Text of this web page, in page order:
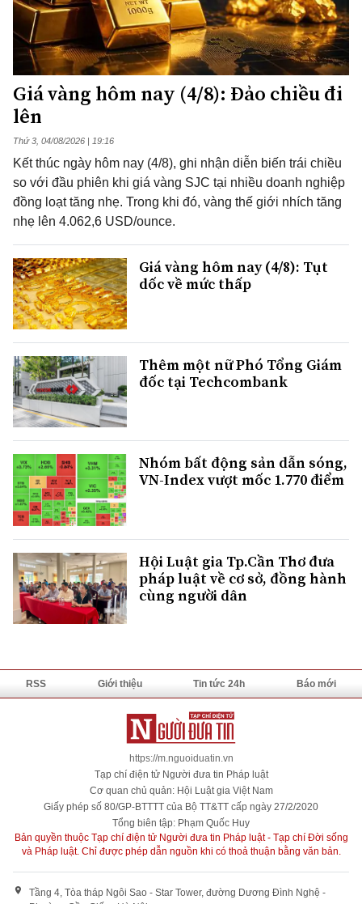
Giá vàng hôm nay (4/8): Đảo chiều đi
lên
Thứ 3, 04/08/2026 | 19:16
Kết thúc ngày hôm nay (4/8), ghi nhận diễn biến trái chiều
so với đầu phiên khi giá vàng SJC tại nhiều doanh nghiệp
đồng loạt tăng nhẹ. Trong khi đó, vàng thế giới nhích tăng
nhẹ lên 4.062,6 USD/ounce.
Giá vàng hôm nay (4/8): Tụt
dốc về mức thấp
Thêm một nữ Phó Tổng Giám
đốc tại Techcombank
Nhóm bất động sản dẫn sóng,
VN-Index vượt mốc 1.770 điểm
Hội Luật gia Tp.Cần Thơ đưa
pháp luật về cơ sở, đồng hành
cùng người dân
RSS Giới thiệu Tin tức 24h Báo mới
https://m.nguoiduatin.vn
Tạp chí điện tử Người đưa tin Pháp luật
Cơ quan chủ quản: Hội Luật gia Việt Nam
Giấy phép số 80/GP-BTTTT của Bộ TT&TT cấp ngày 27/2/2020
Tổng biên tập: Phạm Quốc Huy
Bản quyền thuộc Tạp chí điện tử Người đưa tin Pháp luật - Tạp chí Đời sống
và Pháp luật. Chỉ được phép dẫn nguồn khi có thoả thuận bằng văn bản.
Tầng 4, Tòa tháp Ngôi Sao - Star Tower, đường Dương Đình Nghệ -